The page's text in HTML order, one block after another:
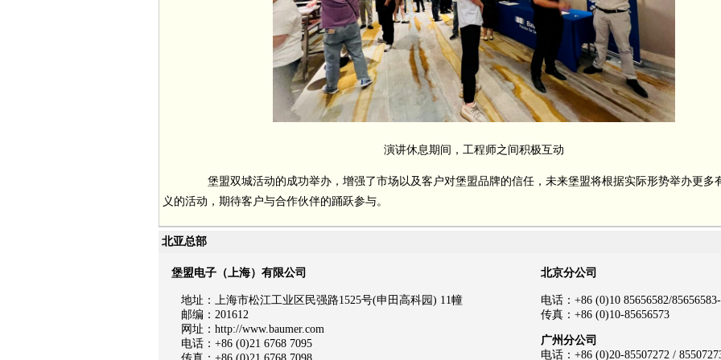
演讲休息期间，工程师之间积极互动
堡盟双城活动的成功举办，增强了市场以及客户对堡盟品牌的信任，未来堡盟将根据实际形势举办更多
义的活动，期待客户与合作伙伴的踊跃参与。
北亚总部
堡盟电子（上海）有限公司
地址：上海市松江工业区民强路1525号(申田高科园) 11幢
邮编：201612
网址：http://www.baumer.com
电话：+86 (0)21 6768 7095
北京分公司
电话：+86 (0)10 85656582/
传真：+86 (0)10-85656573
广州分公司
电话：+86 (0)20-85507272 /